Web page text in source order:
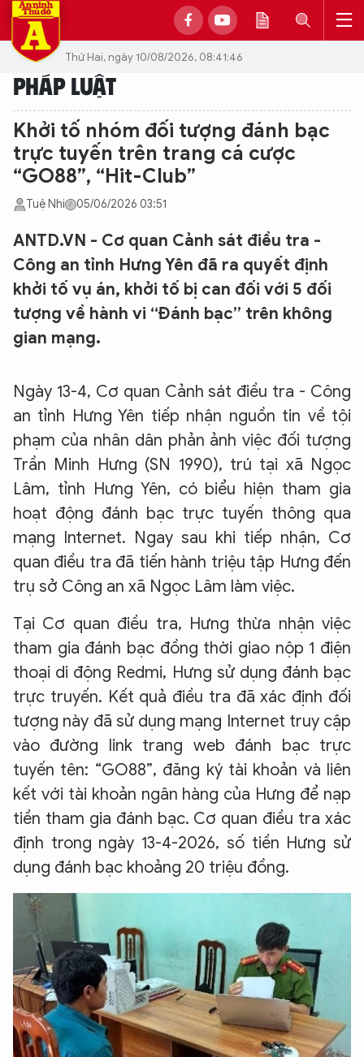
Thứ Hai, ngày 10/08/2026, 08:41:46
PHÁP LUẬT
Khởi tố nhóm đối tượng đánh bạc
trực tuyến trên trang cá cược
“GO88”, “Hit-Club”
Tuệ Nhi 05/06/2026 03:51
ANTD.VN - Cơ quan Cảnh sát điều tra -
Công an tỉnh Hưng Yên đã ra quyết định
khởi tố vụ án, khởi tố bị can đối với 5 đối
tượng về hành vi “Đánh bạc” trên không
gian mạng.
Ngày 13-4, Cơ quan Cảnh sát điều tra - Công
an tỉnh Hưng Yên tiếp nhận nguồn tin về tội
phạm của nhân dân phản ảnh việc đối tượng
Trần Minh Hưng (SN 1990), trú tại xã Ngọc
Lâm, tỉnh Hưng Yên, có biểu hiện tham gia
hoạt động đánh bạc trực tuyến thông qua
mạng Internet. Ngay sau khi tiếp nhận, Cơ
quan điều tra đã tiến hành triệu tập Hưng đến
trụ sở Công an xã Ngọc Lâm làm việc.
Tại Cơ quan điều tra, Hưng thừa nhận việc
tham gia đánh bạc đồng thời giao nộp 1 điện
thoại di động Redmi, Hưng sử dụng đánh bạc
trực truyến. Kết quả điều tra đã xác định đối
tượng này đã sử dụng mạng Internet truy cập
vào đường link trang web đánh bạc trực
tuyến tên: “GO88”, đăng ký tài khoản và liên
kết với tài khoản ngân hàng của Hưng để nạp
tiền tham gia đánh bạc. Cơ quan điều tra xác
định trong ngày 13-4-2026, số tiền Hưng sử
dụng đánh bạc khoảng 20 triệu đồng.